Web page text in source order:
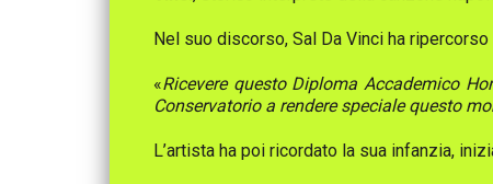
Nel suo discorso, Sal Da Vinci ha
«Ricevere questo Diploma Accademico
Conservatorio a rendere speciale questo
L’artista ha poi ricordato la sua infanzia,